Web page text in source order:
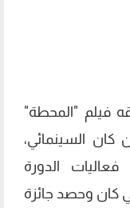
فيلم "المحطة"
السينمائي،
الدورة
كان وحصد جائزة